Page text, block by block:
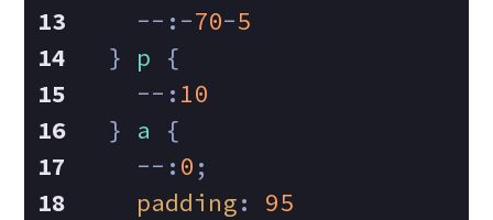
    --:-
70-5
  }
p {
    --:
10
  }
a {
    --:
0 ;
padding: 95